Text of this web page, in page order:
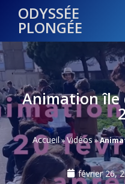
ODYSSÉE
PLONGÉE
Animation île
Accueil»Vidéos »
février 26,